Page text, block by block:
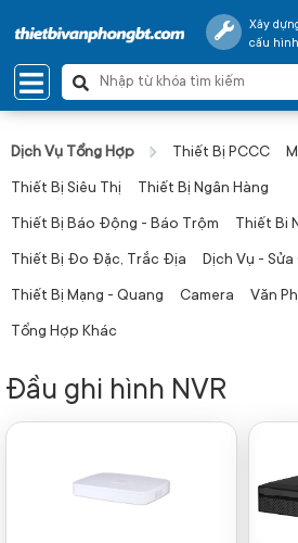
Xây
cấu hình
Dịch Vụ Tổng Hợp Thiết Bị PCCC
Thiết Bị Siêu Thị Thiết Bị Ngân Hàng
Thiết Bị Báo Động - Báo Trộm Thiết Bi
Thiết Bị Đo Đặc, Trắc Địa Dịch Vụ -
Thiết Bị Mạng - Quang Camera Văn
Tổng Hợp Khác
Đầu ghi hình NVR